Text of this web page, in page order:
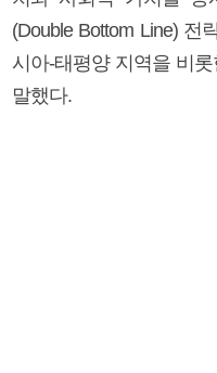
(Double Bottom Line) 전
시아-태평양 지역을 비
말했다.